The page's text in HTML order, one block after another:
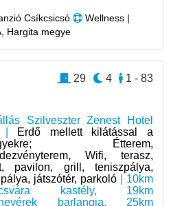
Csíkcsicsó
Wellness |
Hargita megye
Szilveszter Zenest Hotel
|
Erdő mellett kilátással a
Étterem,
Wifi, terasz,
pavilon, grill, teniszpálya,
játszótér, parkoló | 10km
kastély, 19km
barlangja, 25km
1 - 83
4
29